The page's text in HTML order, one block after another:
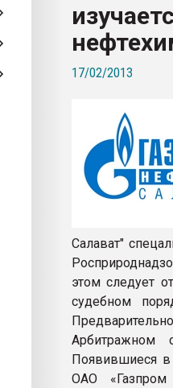
Armaloy PC/ABS-1IM черный
ПЕРЕЙТИ НА
17/02/2013
Салават"
этом следует
судебном
Арбитражном
Появившиеся
ОАО